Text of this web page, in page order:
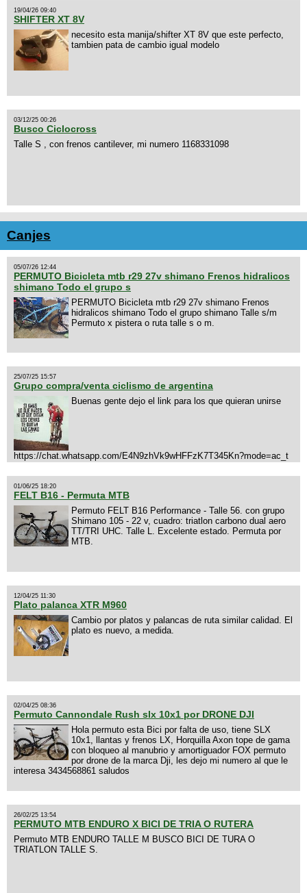
19/04/26 09:40
SHIFTER XT 8V
necesito esta manija/shifter XT 8V que este perfecto,
tambien pata de cambio igual modelo
03/12/25 00:26
Busco Ciclocross
Talle S , con frenos cantilever, mi numero 1168331098
Canjes
05/07/26 12:44
PERMUTO Bicicleta mtb r29 27v shimano Frenos hidralicos
shimano Todo el grupo s
PERMUTO Bicicleta mtb r29 27v shimano Frenos
hidralicos shimano Todo el grupo shimano Talle s/m
Permuto x pistera o ruta talle s o m.
25/07/25 15:57
Grupo compra/venta ciclismo de argentina
Buenas gente dejo el link para los que quieran unirse
https://chat.whatsapp.com/E4N9zhVk9wHFFzK7T345Kn?mode=ac_t
01/06/25 18:20
FELT B16 - Permuta MTB
Permuto FELT B16 Performance - Talle 56. con grupo
Shimano 105 - 22 v, cuadro: triatlon carbono dual aero
TT/TRI UHC. Talle L. Excelente estado. Permuta por
MTB.
12/04/25 11:30
Plato palanca XTR M960
Cambio por platos y palancas de ruta similar calidad. El
plato es nuevo, a medida.
02/04/25 08:36
Permuto Cannondale Rush slx 10x1 por DRONE DJI
Hola permuto esta Bici por falta de uso, tiene SLX
10x1, llantas y frenos LX, Horquilla Axon tope de gama
con bloqueo al manubrio y amortiguador FOX permuto
por drone de la marca Dji, les dejo mi numero al que le
interesa 3434568861 saludos
26/02/25 13:54
PERMUTO MTB ENDURO X BICI DE TRIA O RUTERA
Permuto MTB ENDURO TALLE M BUSCO BICI DE TURA O
TRIATLON TALLE S.